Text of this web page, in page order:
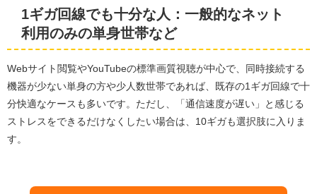
1ギガ回線でも十分な人：一般的なネット
利用のみの単身世帯など
Webサイト閲覧やYouTubeの標準画質視聴が中心で、同時接続する
機器が少ない単身の方や少人数世帯であれば、既存の1ギガ回線で十
分快適なケースも多いです。ただし、「通信速度が遅い」と感じる
ストレスをできるだけなくしたい場合は、10ギガも選択肢に入りま
す。